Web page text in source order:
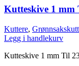
Kutteskive 1 mm
Kuttere,
Legg i handlekurv
Kutteskive 1 mm Til